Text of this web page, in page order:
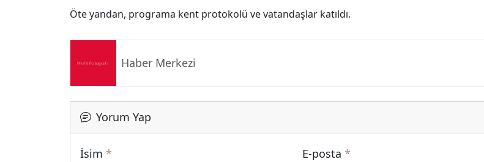
Öte yandan, programa kent protokolü ve vatandaşlar katıldı.
Haber Merkezi
Yorum Yap
İsim * E-posta *